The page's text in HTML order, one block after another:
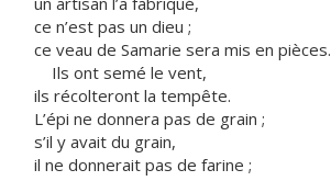
ce n’est pas un dieu ;
ce veau de Samarie sera mis en pièces.
Ils ont semé le vent,
ils récolteront la tempête.
L’épi ne donnera pas de grain ;
s’il y avait du grain,
il ne donnerait pas de farine ;